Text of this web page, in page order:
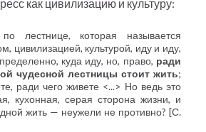
как цивилизацию и культуру:
лестнице, которая называется
цивилизацией, культурой, иду и иду,
куда иду, но, право, ради
чудесной лестницы стоит жить;
ради чего живете <...> Но ведь это
кухонная, серая сторона жизни, и
жить — неужели не противно? [С.